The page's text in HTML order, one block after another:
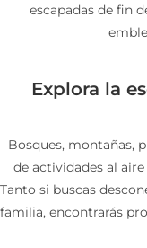
VER
MAS
VER
VER
VER
MAS
VER
VER
VER
MAS
VER
VER
escapadas de fin
Explora la
Bosques, montañas,
de actividades al
Tanto si buscas
familia, encontrarás